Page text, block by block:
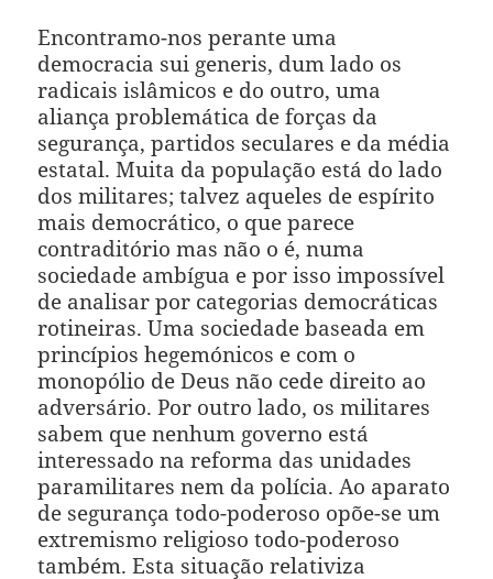
Encontramo-nos perante uma
democracia sui generis, dum lado os
radicais islâmicos e do outro, uma
aliança problemática de forças da
segurança, partidos seculares e da média
estatal. Muita da população está do lado
dos militares; talvez aqueles de espírito
mais democrático, o que parece
contraditório mas não o é, numa
sociedade ambígua e por isso impossível
de analisar por categorias democráticas
rotineiras. Uma sociedade baseada em
princípios hegemónicos e com o
monopólio de Deus não cede direito ao
adversário. Por outro lado, os militares
sabem que nenhum governo está
interessado na reforma das unidades
paramilitares nem da polícia. Ao aparato
de segurança todo-poderoso opõe-se um
extremismo religioso todo-poderoso
também. Esta situação relativiza